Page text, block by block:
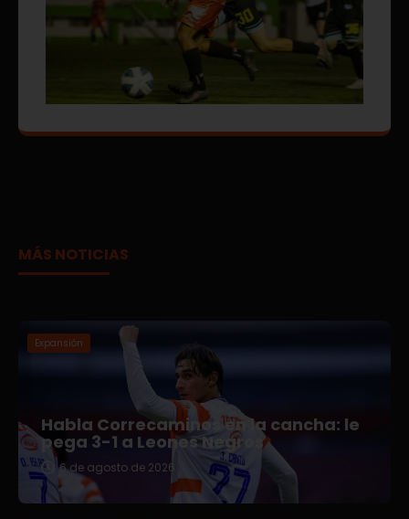
MÁS NOTICIAS
Expansión
Habla Correcaminos en la cancha: le
pega 3-1 a Leones Negros
6 de agosto de 2026